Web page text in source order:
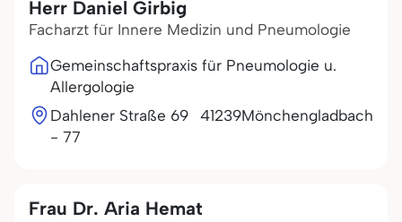
Herr Daniel Girbig
Facharzt für Innere Medizin und Pneumologie
Gemeinschaftspraxis für Pneumologie u.
Allergologie
Dahlener Straße 69
- 77
41239Mönchengladbach
Frau Dr. Aria Hemat